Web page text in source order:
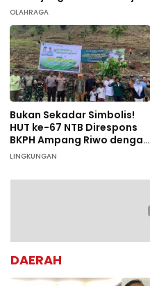
Nasional
OLAHRAGA
Bukan Sekadar Simbolis!
HUT ke-67 NTB Direspons
BKPH Ampang Riwo dengan
Aksi Tanam Pohon Massal
LINGKUNGAN
DAERAH